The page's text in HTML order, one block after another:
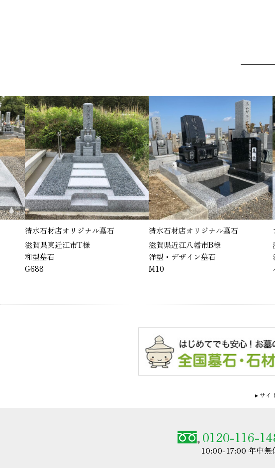
清水石材店オリジナル墓石
滋賀県東近江市T様
和型墓石
G688
清水石材店オリジナル墓石
滋賀県近江八幡市B様
洋型・デザイン墓石
M10
サイ
0120-116-
10:00-17:00 年中無